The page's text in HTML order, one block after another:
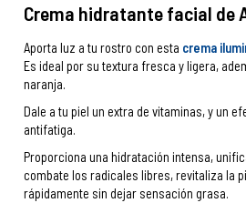
Crema hidratante facial de
Aporta luz a tu rostro con esta crema
Es ideal por su textura fresca y ligera,
naranja.
Dale a tu piel un extra de vitaminas, y un
antifatiga.
Proporciona una hidratación intensa,
combate los radicales libres, revitaliza la
rápidamente sin dejar sensación grasa.